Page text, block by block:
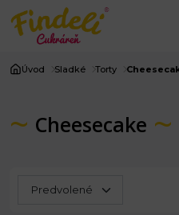
Úvod Sladké Torty
Cheesecake